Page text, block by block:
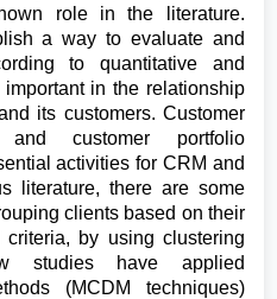
role in the literature.
a way to evaluate and
to quantitative and
in the relationship
its customers. Customer
and customer portfolio
activities for CRM and
literature, there are some
clients based on their
by using clustering
studies have applied
(MCDM techniques)